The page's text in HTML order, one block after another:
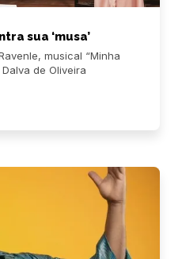
sua ‘musa’
musical “Minha
de Oliveira